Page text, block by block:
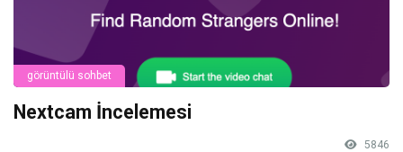
görüntülü sohbet
Nextcam İncelemesi
5846